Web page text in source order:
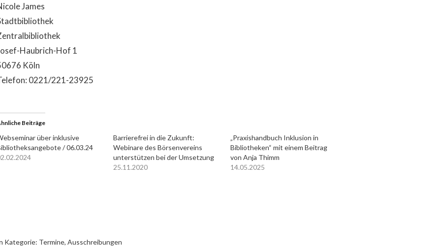
James
Haubrich-Hof 1
Köln
0221/221-23925
Beiträge
über inklusive
/ 06.03.24
Barrierefrei in die Zukunft:
Webinare des Börsenvereins
unterstützen bei der Umsetzung
25.11.2020
„Praxishandbuch Inklusion in
Bibliotheken“ mit einem Beitrag
von Anja Thimm
14.05.2025
Kategorie: Termine, Ausschreibungen